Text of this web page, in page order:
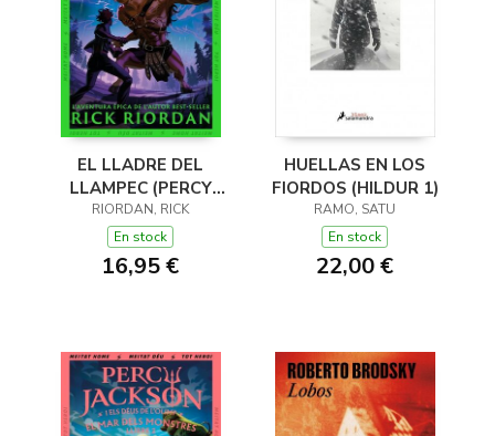
EL LLADRE DEL
LLAMPEC (PERCY
JACKSON I ELS DÉUS
DE L'OLIMP 1)
RIORDAN, RICK
En stock
16,95 €
HUELLAS EN LOS
FIORDOS (HILDUR 1)
RAMO, SATU
En stock
22,00 €